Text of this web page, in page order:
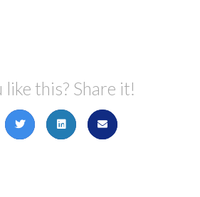
like this? Share it!